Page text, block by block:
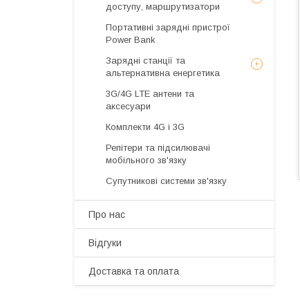
доступу, маршрутизатори
Портативні зарядні пристрої
Power Bank
Зарядні станції та
альтернативна енергетика
3G/4G LTE антени та
аксесуари
Комплекти 4G і 3G
Репітери та підсилювачі
мобільного зв'язку
Супутникові системи зв'язку
Про нас
Відгуки
Доставка та оплата